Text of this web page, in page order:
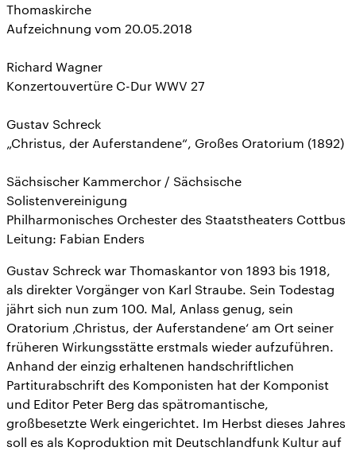
Thomaskirche
Aufzeichnung vom 20.05.2018
Richard Wagner
Konzertouvertüre C-Dur WWV 27
Gustav Schreck
„Christus, der Auferstandene“, Großes Oratorium (1892)
Sächsischer Kammerchor / Sächsische
Solistenvereinigung
Philharmonisches Orchester des Staatstheaters Cottbus
Leitung: Fabian Enders
Gustav Schreck war Thomaskantor von 1893 bis 1918,
als direkter Vorgänger von Karl Straube. Sein Todestag
jährt sich nun zum 100. Mal, Anlass genug, sein
Oratorium ‚Christus, der Auferstandene‘ am Ort seiner
früheren Wirkungsstätte erstmals wieder aufzuführen.
Anhand der einzig erhaltenen handschriftlichen
Partiturabschrift des Komponisten hat der Komponist
und Editor Peter Berg das spätromantische,
großbesetzte Werk eingerichtet. Im Herbst dieses Jahres
soll es als Koproduktion mit Deutschlandfunk Kultur auf